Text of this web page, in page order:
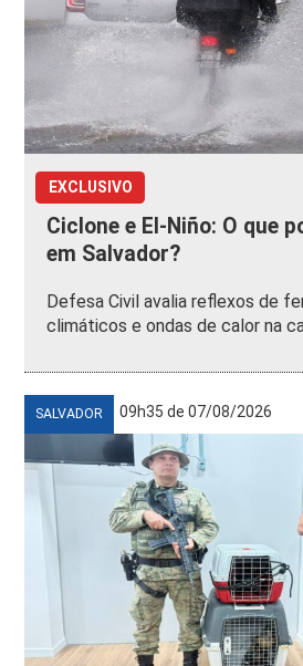
EXCLUSIVO
Ciclone e El-Niño: O que
em Salvador?
Defesa Civil avalia reflexos de
climáticos e ondas de calor na
SALVADOR 09h35 de 07/08/2026